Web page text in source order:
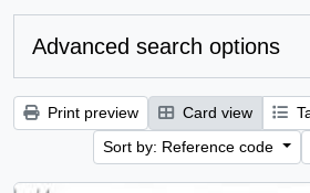
Advanced search options
Print preview Card view
Sort by: Reference code